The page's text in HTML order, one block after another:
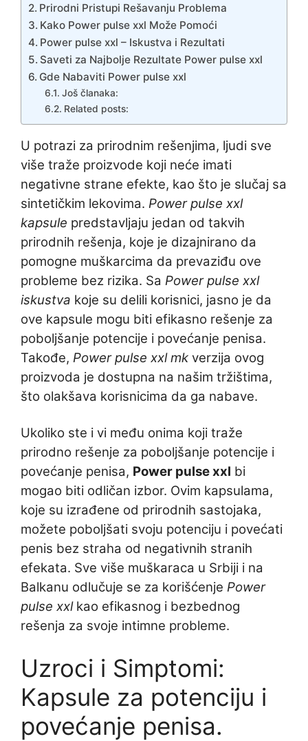
Prirodni Pristupi Rešavanju Problema
Kako Power pulse xxl Može Pomoći
Power pulse xxl – Iskustva i Rezultati
Saveti za Najbolje Rezultate Power pulse xxl
Gde Nabaviti Power pulse xxl
Još članaka:
Related posts:
U potrazi za prirodnim rešenjima, ljudi sve
više traže proizvode koji neće imati
negativne strane efekte, kao što je slučaj sa
sintetičkim lekovima. Power pulse xxl
kapsule predstavljaju jedan od takvih
prirodnih rešenja, koje je dizajnirano da
pomogne muškarcima da prevaziđu ove
probleme bez rizika. Sa Power pulse xxl
iskustva koje su delili korisnici, jasno je da
ove kapsule mogu biti efikasno rešenje za
poboljšanje potencije i povećanje penisa.
Takođe, Power pulse xxl mk verzija ovog
proizvoda je dostupna na našim tržištima,
što olakšava korisnicima da ga nabave.
Ukoliko ste i vi među onima koji traže
prirodno rešenje za poboljšanje potencije i
povećanje penisa, Power pulse xxl bi
mogao biti odličan izbor. Ovim kapsulama,
koje su izrađene od prirodnih sastojaka,
možete poboljšati svoju potenciju i povećati
penis bez straha od negativnih stranih
efekata. Sve više muškaraca u Srbiji i na
Balkanu odlučuje se za korišćenje Power
pulse xxlkao efikasnog i bezbednog
rešenja za svoje intimne probleme.
Uzroci i Simptomi:
Kapsule za potenciju i
povećanje penisa.